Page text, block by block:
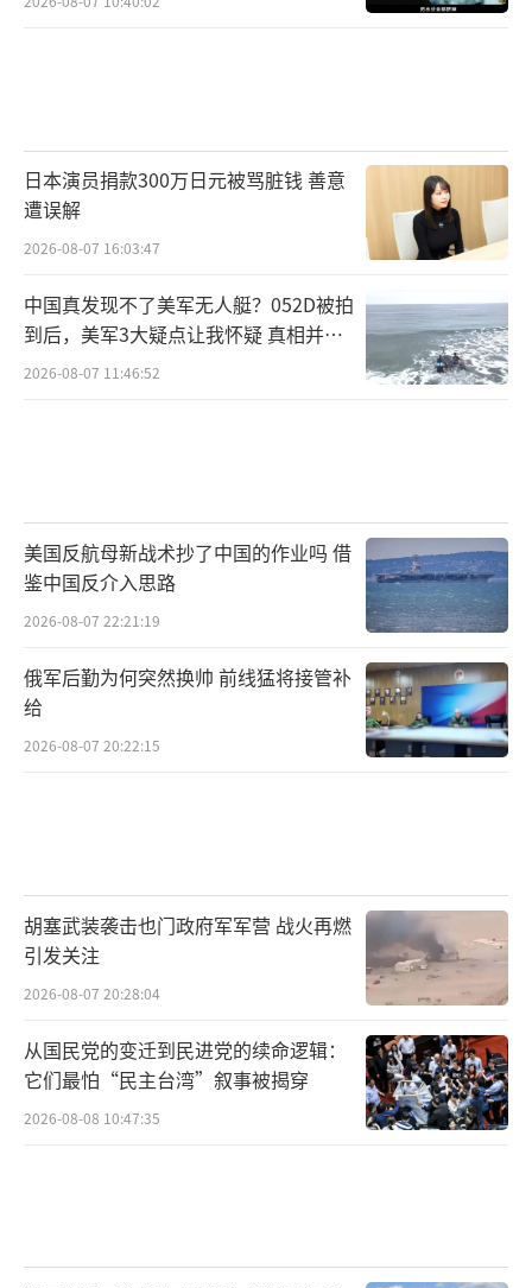
日本演员捐款300万日元被骂脏钱 善意
遭误解
2026-08-07 16:03:47
中国真发现不了美军无人艇？052D被拍
到后，美军3大疑点让我怀疑 真相并非
如此
2026-08-07 11:46:52
美国反航母新战术抄了中国的作业吗 借
鉴中国反介入思路
2026-08-07 22:21:19
俄军后勤为何突然换帅 前线猛将接管补
给
2026-08-07 20:22:15
胡塞武装袭击也门政府军军营 战火再燃
引发关注
2026-08-07 20:28:04
从国民党的变迁到民进党的续命逻辑：
它们最怕“民主台湾”叙事被揭穿
2026-08-08 10:47:35